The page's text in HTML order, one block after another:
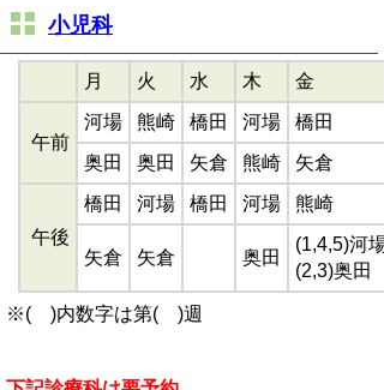
小児科
月 火 水 木 金
午前
河場 熊崎 橋田 河場
橋田
奥田
奥田 矢倉 熊崎 矢倉
午後
橋田 河場 橋田 河場 熊崎
矢倉 矢倉 奥田
(1,4,5)河場
(2,3)奥田
※( )内数字は第( )週